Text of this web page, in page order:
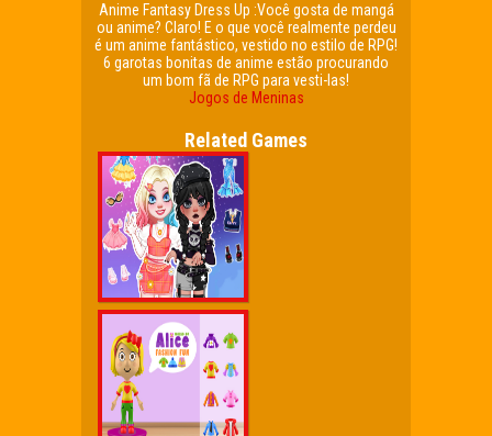
Anime Fantasy Dress Up :Você gosta de mangá
ou anime? Claro! E o que você realmente perdeu
é um anime fantástico, vestido no estilo de RPG!
6 garotas bonitas de anime estão procurando
um bom fã de RPG para vesti-las!
Jogos de Meninas
Related Games